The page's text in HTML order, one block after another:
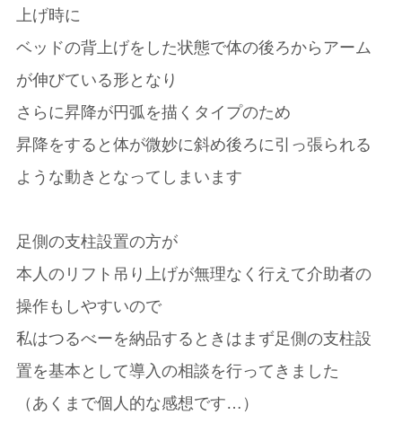
上げ時に
ベッドの背上げをした状態で体の後ろからアーム
が伸びている形となり
さらに昇降が円弧を描くタイプのため
昇降をすると体が微妙に斜め後ろに引っ張られる
ような動きとなってしまいます
足側の支柱設置の方が
本人のリフト吊り上げが無理なく行えて介助者の
操作もしやすいので
私はつるべーを納品するときはまず足側の支柱設
置を基本として導入の相談を行ってきました
（あくまで個人的な感想です…）